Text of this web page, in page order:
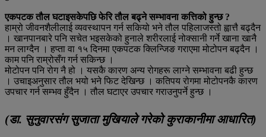
एकपटक तौल घटाइसकेपछि फेरि तौल बढ्ने सम्भावना कत्तिको हुन्छ ?
हाम्रो जीवनशैलीलाई व्यवस्थापन गर्न सकियो भने तौल पहिलाजस्तो ह्वात्तै बढ्दैन
। खानपानबारे पनि सचेत भइसकेको हुनाले शरीरलाई नोक्सानी गर्ने खाना खानै
मन लाग्दैन । हप्ता वा १५ दिनमा एकपटक क्लिन्जिङ गराएमा मोटोपन बढ्दैन ।
काम पनि राम्रोसँग गर्न सकिन्छ ।
मोटोपन पनि रोग नै हो । यसकै कारण अन्य रोगहरू लाग्ने सम्भावना बढी हुन्छ
। उचाइअनुसार तौल भयो भने फिट देखिन्छ । कतिपय रोगमा मोटोपनकै कारण
उपचार गर्न सम्भव हुँदैन । तौल घटाएर उपचार गराउनुपर्ने हुन्छ ।
(डा. सुनुवारसंग सुजाता मुखियाले गरेको कुराकानीमा आधारित)